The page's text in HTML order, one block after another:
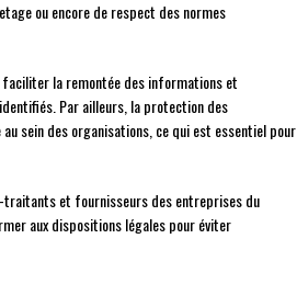
ou encore de respect des normes
faciliter la remontée des informations et
Par ailleurs, la protection des
sein des organisations, ce qui est essentiel pour
traitants et fournisseurs des entreprises du
aux dispositions légales pour éviter